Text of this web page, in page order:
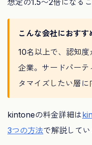
こんな会社におすす
10名以上で、認知
企業。サードパーテ
タマイズしたい層に
kintoneの料金詳細は
3つの方法で解説してい